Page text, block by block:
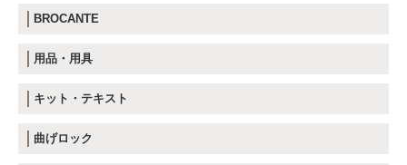
BROCANTE
用品・用具
キット・テキスト
曲げロック